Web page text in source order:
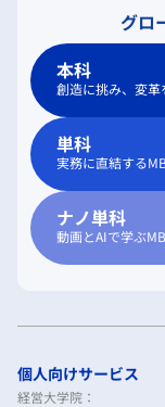
グロ
本科
創造に挑み、変
単科
実務に直結する
ナノ単科
動画とAIで学ぶ
個人向けサービス
経営大学院：